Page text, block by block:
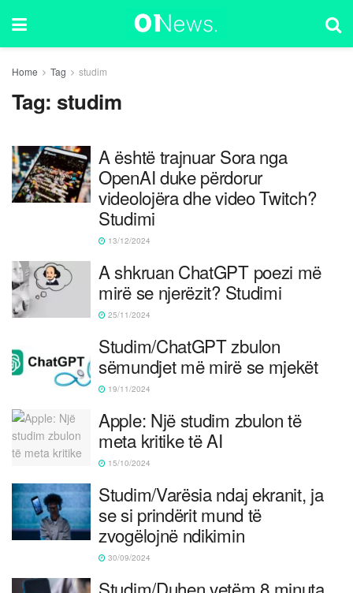
Home Tag studim
Tag: studim
A është trajnuar Sora nga
OpenAI duke përdorur
videolojëra dhe video Twitch?
Studimi
13/12/2024
A shkruan ChatGPT poezi më
mirë se njerëzit? Studimi
25/11/2024
Studim/ChatGPT zbulon
sëmundjet më mirë se mjekët
19/11/2024
Apple: Një studim zbulon të
meta kritike të AI
15/10/2024
Studim/Varësia ndaj ekranit, ja
se si prindërit mund të
zvogëlojnë ndikimin
30/09/2024